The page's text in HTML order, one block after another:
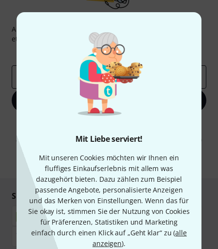
Mit Liebe serviert!
Mit unseren Cookies möchten wir Ihnen ein
fluffiges Einkaufserlebnis mit allem was
dazugehört bieten. Dazu zählen zum Beispiel
passende Angebote, personalisierte Anzeigen
und das Merken von Einstellungen. Wenn das für
Sie okay ist, stimmen Sie der Nutzung von Cookies
für Präferenzen, Statistiken und Marketing
einfach durch einen Klick auf „Geht klar“ zu (alle
anzeigen).
Abonniere den Thomann Newsletter und gewinne mit
etwas Glück einen von
50 Gutscheinen
Inspirierende Beiträge
Deals
Jetzt anmelden
Abmeldung ist jederzeit möglich. Weitere Informationen finden Sie in
* Pflichtfeld
Sicher einkaufen & bezahlen